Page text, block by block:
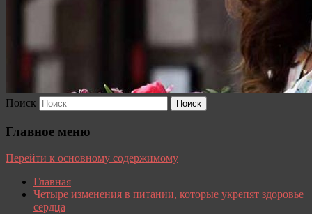
Поиск
Главное меню
Перейти к основному содержимому
Главная
Четыре изменения в питании, которые укрепят здоровье
сердца